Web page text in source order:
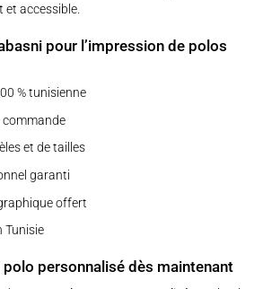
et accessible.
pour l’impression de polos
% tunisienne
commande
et de tailles
garanti
offert
Tunisie
personnalisé dès maintenant